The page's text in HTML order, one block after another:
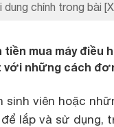
dung chính trong bài
tiền mua máy điều
với những cách
sinh viên hoặc
để lắp và sử dụng,